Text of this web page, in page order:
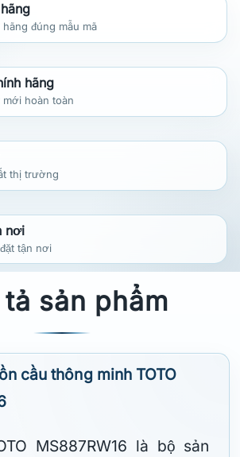
đúng mẫu mã
hãng
mới hoàn toàn
thị trường
nơi
tận nơi
tả sản phẩm
cầu thông minh TOTO
MS887RW16 là bộ sản